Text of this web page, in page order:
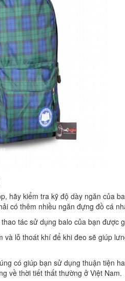
hãy kiểm tra kỹ độ dày ngăn của
có thêm nhiều ngăn đựng đồ cá
tác sử dụng balo của bạn được
lỗ thoát khí để khi đeo sẽ giúp
có giúp bạn sử dụng thuận tiện
về thời tiết thất thường ở Việt Nam.